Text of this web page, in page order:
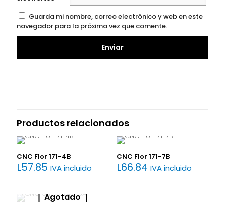
Guarda mi nombre, correo electrónico y web en este
navegador para la próxima vez que comente.
Productos relacionados
CNC Flor 171-4B
L57.85 IVA incluido
CNC Flor 171-7B
L66.84 IVA incluido
Agotado